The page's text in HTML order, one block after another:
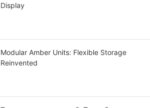
Display
Modular Amber Units: Flexible Storage
Reinvented